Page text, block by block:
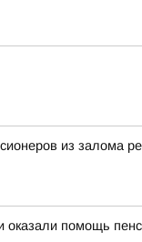
из залома
помощь